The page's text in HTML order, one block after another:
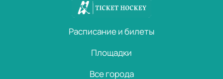
Расписание и билеты
Площадки
Все города